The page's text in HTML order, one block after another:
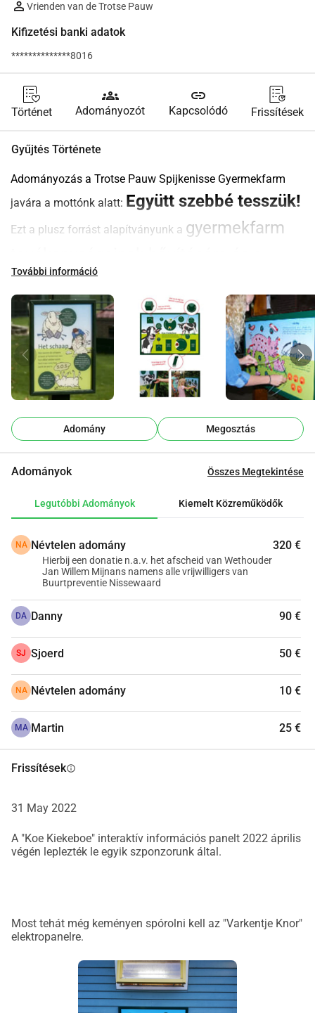
Vrienden van de Trotse Pauw
Kifizetési banki adatok
**************8016
Történet
groups
Adományozót
link
Kapcsolódó Frissítések
Gyűjtés Története
Adományozás a Trotse Pauw Spijkenisse Gyermekfarm
javára a mottónk alatt: Együtt szebbé tesszük!
Ezt a plusz forrást alapítványunk a gyermekfarm
gyermekfarm támogatására
Szeretnénk teljesíteni a következő kívánságokat:
Infopanel Varkentje Knor
Interaktív, játékos
tanulás: a megfelelő kombináció zöld lámpát és
szórakoztató hangot eredményez. Ez természetesen
motivál arra, hogy még több jó kombinációt találjunk. (Buro
Kloeg)
Boerplay.com cégtől
Infopanel Geitje Bokkensprong (Buro
Új galambtorony
Eddig megvalósítva:
Menhely a lovaknak; 3x6mtr
Lotus parkpadok
lehetséges
Nagy napernyő napernyőalappal t
Shadowline Bonaire napernyő ø 350cm napernyőalappal
Minden állatnak saját infótábla
Szamár, Ló, Nyúl
Interaktív információs panel Tehén
Kiekeboe Forgatható kockák és forgólemezek
6 Nyúlketrec
Útmutató (átjárón keresztül)
További információ
Adomány Megosztás
Adományok Összes Megtekintése
Legutóbbi Adományok Kiemelt Közreműködők
NA Névtelen adomány 320 €
Hierbij een donatie n.a.v. het afscheid van Wethouder
Jan Willem Mijnans namens alle vrijwilligers van
Buurtpreventie Nissewaard
DA Danny 90 €
SJ Sjoerd 50 €
NA Névtelen adomány 10 €
MA Martin 25 €
Frissítésekinfo
31 May 2022
A "Koe Kiekeboe" interaktív információs panelt 2022 április
végén leplezték le egyik szponzorunk által.
Most tehát még keményen spórolni kell az "Varkentje Knor"
elektropanelre.